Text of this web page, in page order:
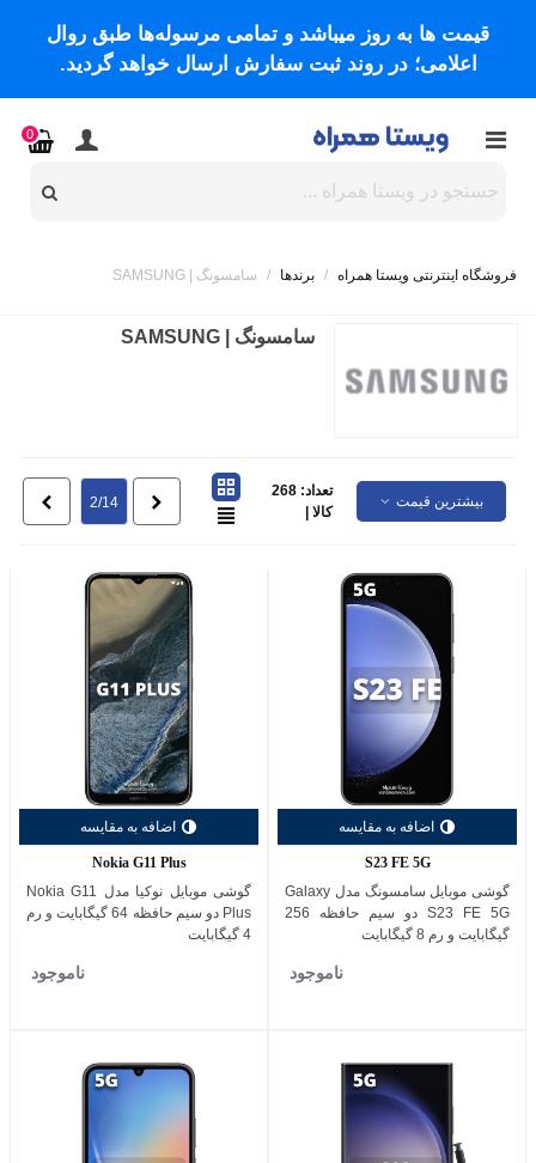
قیمت ها به روز میباشد و تمامی مرسوله‌ها طبق روال
اعلامی؛ در روند ثبت سفارش ارسال خواهد گردید.
0
فروشگاه اینترنتی ویستا همراه / برندها / سامسونگ | SAMSUNG
سامسونگ | SAMSUNG
بیشترین قیمت
تعداد: 268
کالا |
2/14
اضافه به مقایسه
S23 FE 5G
گوشی موبایل سامسونگ مدل Galaxy
S23 FE 5G دو سیم حافظه 256
گیگابایت و رم 8 گیگابایت
ناموجود
اضافه به مقایسه
Nokia G11 Plus
گوشی موبایل نوکیا مدل Nokia G11
Plus دو سیم حافظه 64 گیگابایت و رم
4 گیگابایت
ناموجود